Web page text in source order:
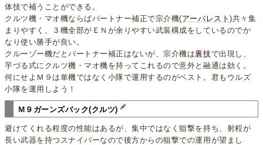
体技で補うことができる。
クルツ機・マオ機ならばパートナー補正で宗介機(アーバレスト)共々集
まりやすく、３機全部がＥＮが余りやすい武装構成をしているのでか
なり使い勝手が良い。
クルーゾー機だとパートナー補正はないが、宗介機は裏技で出現し、
芋づる式にクルツ機・マオ機を持ってこれるので意外と融通は効く。
何にせよＭ９は単機ではなく小隊で運用するのがベスト。君もウルズ
小隊を運用しよう！
Ｍ９ガーンズバック(クルツ)
避けてくれる程度の性能はあるが、集中ではなく狙撃を持ち、射程が
長い武器を持つスナイパーなので後方からの狙撃での運用が望まし